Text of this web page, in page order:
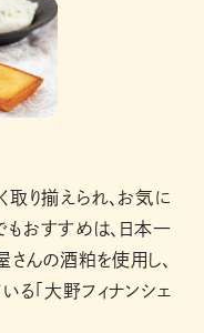
り揃えられ、お気に
おすすめは、日本一
んの酒粕を使用し、
「大野フィナンシェ